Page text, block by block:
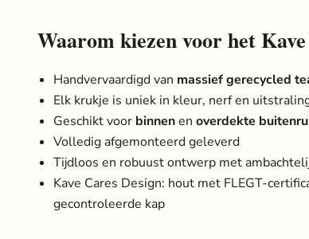
Waarom kiezen voor het
Handvervaardigd van massief gerecycled
Elk krukje is uniek in kleur, nerf en
Geschikt voor binnenen overdekte
Volledig afgemonteerd geleverd
Tijdloos en robuust ontwerp met
Kave Cares Design: hout met FLEGT-
gecontroleerde kap